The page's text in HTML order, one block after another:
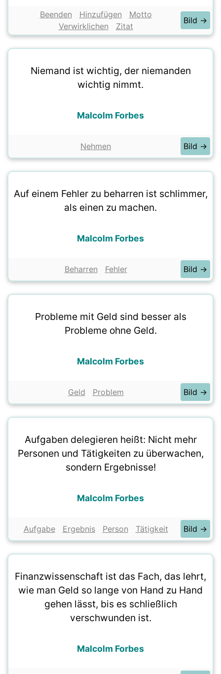
Beenden Hinzufügen
Motto
Verwirklichen
Zitat
Bild →
Niemand ist wichtig, der niemanden
wichtig nimmt.
Malcolm Forbes
Nehmen Bild →
Auf einem Fehler zu beharren ist schlimmer,
als einen zu machen.
Malcolm Forbes
Beharren Fehler Bild →
Probleme mit Geld sind besser als
Probleme ohne Geld.
Malcolm Forbes
Geld Problem Bild →
Aufgaben delegieren heißt: Nicht mehr
Personen und Tätigkeiten zu überwachen,
sondern Ergebnisse!
Malcolm Forbes
Aufgabe Ergebnis Person Tätigkeit Bild →
Finanzwissenschaft ist das Fach, das lehrt,
wie man Geld so lange von Hand zu Hand
gehen lässt, bis es schließlich
verschwunden ist.
Malcolm Forbes